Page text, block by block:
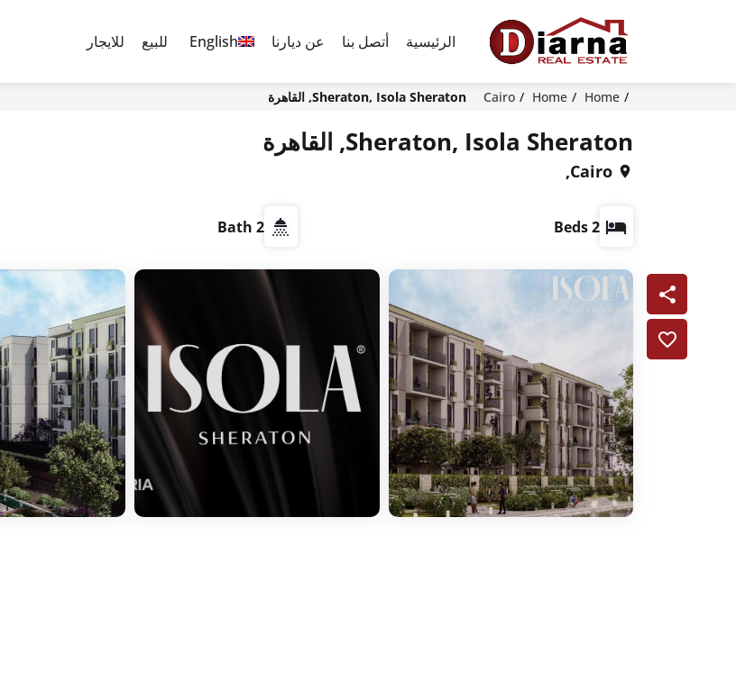
الرئيسية أتصل بنا عن ديارنا English للبيع للايجار
Home
Home
Cairo Sheraton, Isola Sheraton, القاهرة
Sheraton, Isola Sheraton, القاهرة
Cairo,
2 Beds
2 Bath